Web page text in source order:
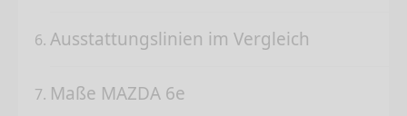
Ausstattungslinien im Vergleich
Maße MAZDA 6e